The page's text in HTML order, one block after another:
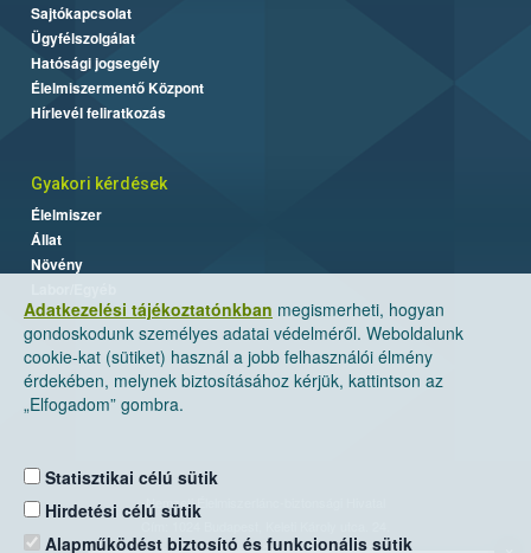
Adatkezelési tájékoztatónkban megismerheti, hogyan
gondoskodunk személyes adatai védelméről. Weboldalunk
cookie-kat (sütiket) használ a jobb felhasználói élmény
érdekében, melynek biztosításához kérjük, kattintson az
„Elfogadom” gombra.
Statisztikai célú sütik
Hirdetési célú sütik
Alapműködést biztosító és funkcionális sütik
Sajtókapcsolat
Ügyfélszolgálat
Hatósági jogsegély
Élelmiszermentő Központ
Hírlevél feliratkozás
Gyakori kérdések
Élelmiszer
Állat
Növény
Nemzeti Élelmiszerlánc-biztonsági Hivatal
Levelezési cím: 1525 Budapest. Pf. 30.